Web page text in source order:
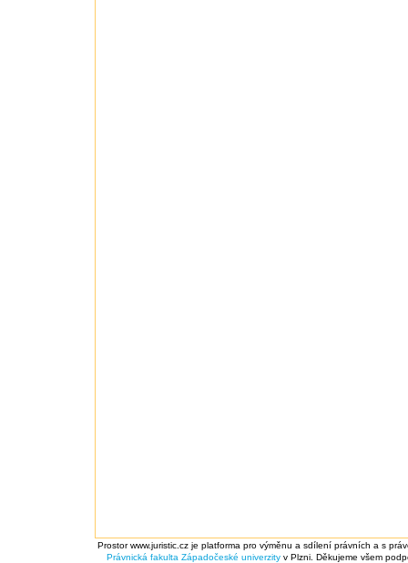
Prostor www.juristic.cz je platforma pro výměnu a sdílení právních a s
Právnická fakulta Západočeské univerzity v Plzni. Děkujeme všem